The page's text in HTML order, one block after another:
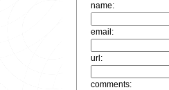
name:
email:
url:
comments: